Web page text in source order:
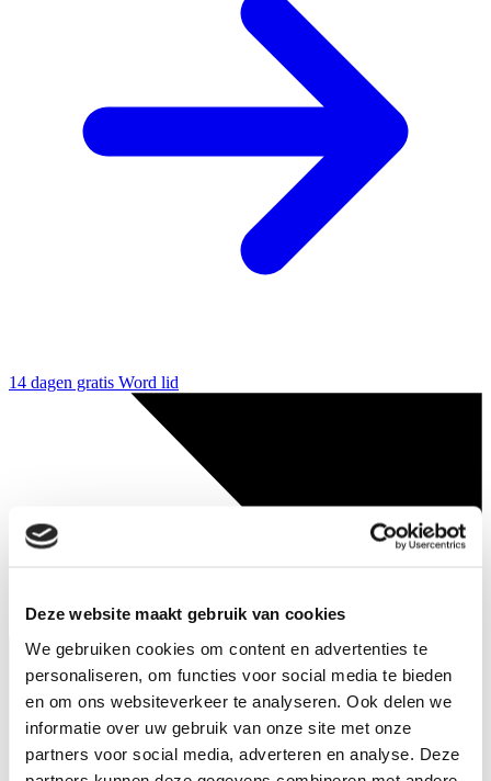
Deze website maakt gebruik van cookies
We gebruiken cookies om content en advertenties te
personaliseren, om functies voor social media te bieden
en om ons websiteverkeer te analyseren. Ook delen we
informatie over uw gebruik van onze site met onze
partners voor social media, adverteren en analyse. Deze
14 dagen gratis Word lid